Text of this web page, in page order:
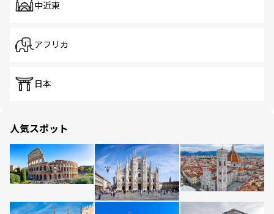
中近東
アフリカ
日本
人気スポット